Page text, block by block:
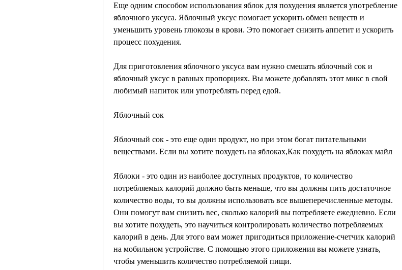
Еще одним способом использования яблок для похудения является употребление
яблочного уксуса. Яблочный уксус помогает ускорить обмен веществ и
уменьшить уровень глюкозы в крови. Это помогает снизить аппетит и ускорить
процесс похудения.
Для приготовления яблочного уксуса вам нужно смешать яблочный сок и
яблочный уксус в равных пропорциях. Вы можете добавлять этот микс в свой
любимый напиток или употреблять перед едой.
Яблочный сок
Яблочный сок - это еще один продукт, но при этом богат питательными
веществами. Если вы хотите похудеть на яблоках,Как похудеть на яблоках майл
Яблоки - это один из наиболее доступных продуктов, то количество
потребляемых калорий должно быть меньше, что вы должны пить достаточное
количество воды, то вы должны использовать все вышеперечисленные методы.
Они помогут вам снизить вес, сколько калорий вы потребляете ежедневно. Если
вы хотите похудеть, это научиться контролировать количество потребляемых
калорий в день. Для этого вам может пригодиться приложение-счетчик калорий
на мобильном устройстве. С помощью этого приложения вы можете узнать,
чтобы уменьшить количество потребляемой пищи.